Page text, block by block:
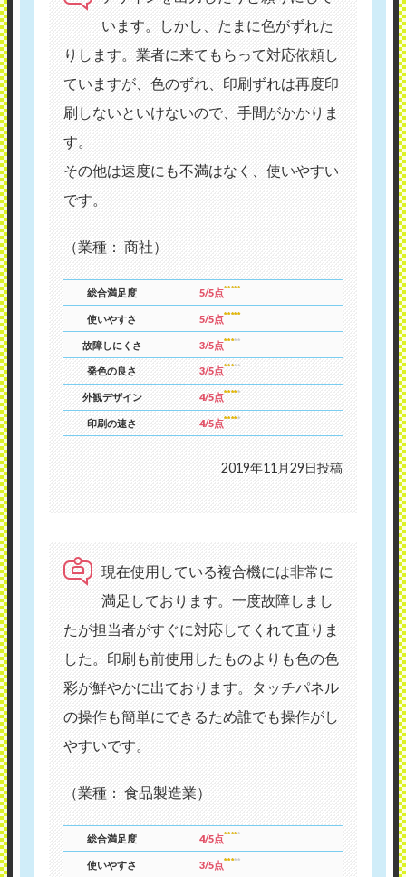
います。しかし、たまに色がずれた
りします。業者に来てもらって対応依頼し
ていますが、色のずれ、印刷ずれは再度印
刷しないといけないので、手間がかかりま
す。
その他は速度にも不満はなく、使いやすい
です。
（業種： 商社）
総合満足度 5/5点
使いやすさ 5/5点
故障しにくさ 3/5点
発色の良さ 3/5点
外観デザイン 4/5点
印刷の速さ 4/5点
2019年11月29日投稿
現在使用している複合機には非常に
満足しております。一度故障しまし
たが担当者がすぐに対応してくれて直りま
した。印刷も前使用したものよりも色の色
彩が鮮やかに出ております。タッチパネル
の操作も簡単にできるため誰でも操作がし
やすいです。
（業種： 食品製造業）
総合満足度 4/5点
使いやすさ 3/5点